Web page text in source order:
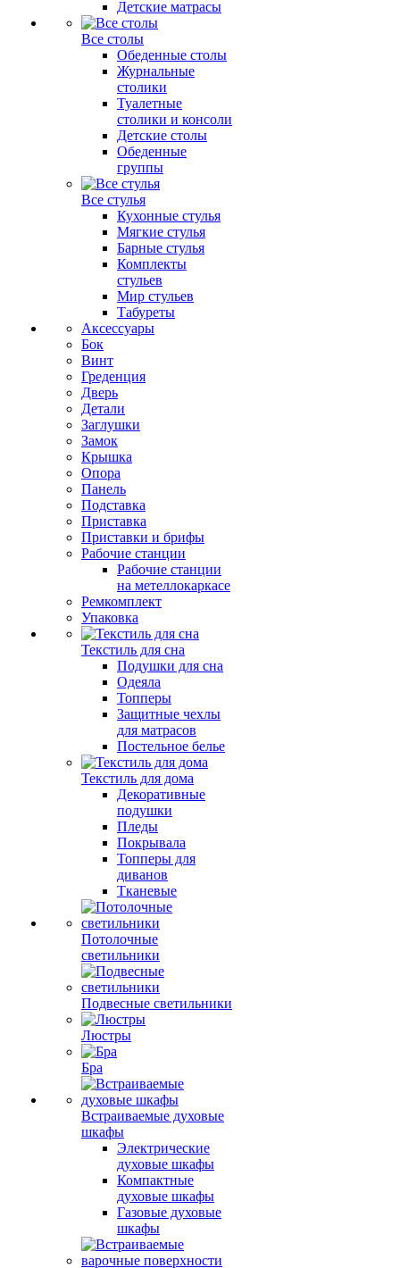
Детские матрасы
Все столы
Обеденные столы
Журнальные
столики
Туалетные
столики и консоли
Детские столы
Обеденные
группы
Все стулья
Кухонные стулья
Мягкие стулья
Барные стулья
Комплекты
стульев
Мир стульев
Табуреты
Аксессуары
Бок
Винт
Греденция
Дверь
Детали
Заглушки
Замок
Крышка
Опора
Панель
Подставка
Приставка
Приставки и брифы
Рабочие станции
Рабочие станции
на метеллокаркасе
Ремкомплект
Упаковка
Текстиль для сна
Подушки для сна
Одеяла
Топперы
Защитные чехлы
для матрасов
Постельное белье
Текстиль для дома
Декоративные
подушки
Пледы
Покрывала
Топперы для
диванов
Тканевые
Потолочные
светильники
Подвесные светильники
Люстры
Бра
Встраиваемые духовые
шкафы
Электрические
духовые шкафы
Компактные
духовые шкафы
Газовые духовые
шкафы